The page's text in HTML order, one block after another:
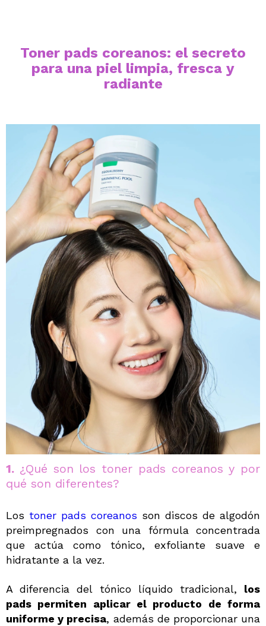
Toner pads coreanos: el secreto
para una piel limpia, fresca y
radiante
1. ¿Qué son los toner pads coreanos y por
qué son diferentes?
Los toner pads coreanos son discos de algodón
preimpregnados con una fórmula concentrada
que actúa como tónico, exfoliante suave e
hidratante a la vez.
A diferencia del tónico líquido tradicional, los
pads permiten aplicar el producto de forma
uniforme y precisa, además de proporcionar una